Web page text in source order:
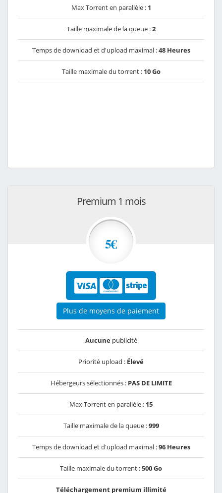
Max Torrent en parallèle : 1
Taille maximale de la queue :2
Temps de download et d'upload maximal :48 Heures
Taille maximale du torrent : 10 Go
Premium 1 mois
5€
Plus de moyens de paiement
Aucunepublicité
Priorité upload : Élevé
Hébergeurs sélectionnés : PAS DE LIMITE
Max Torrent en parallèle : 15
Taille maximale de la queue :999
Temps de download et d'upload maximal :96 Heures
Taille maximale du torrent :500 Go
Téléchargement premium illimité